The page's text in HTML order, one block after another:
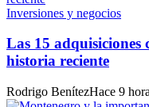
Inversiones y negocios
Las 15 adquisiciones
historia reciente
Rodrigo BenítezHace 9